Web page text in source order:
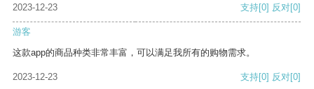
2023-12-23
支持[0] 反对[0]
游客
这款app的商品种类非常丰富，可以满足我所有的购物需求。
2023-12-23 支持[0] 反对[0]